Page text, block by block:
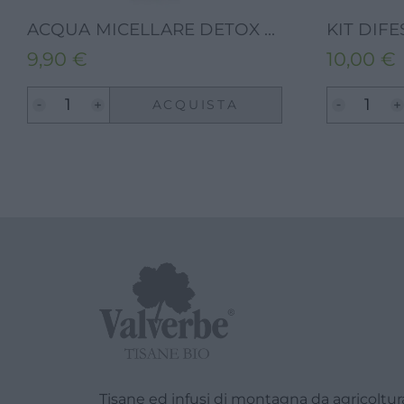
ACQUA MICELLARE DETOX VISO TM – LINEA TERRAEMONACI-150ML
9,90 €
ACQUISTA
10,00 €
Tisane ed infusi di montagna da